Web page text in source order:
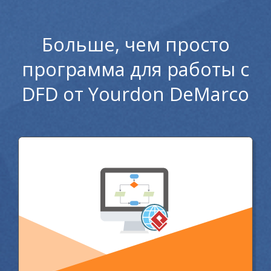
Больше, чем просто
программа для работы с
DFD от Yourdon DeMarco